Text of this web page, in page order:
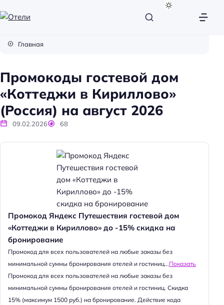
и
Главная
Промокоды гостевой дом
«Коттеджи в Кириллово»
(Россия) на август 2026
09.02.2026 68
Промокод Яндекс Путешествия гостевой дом
«Коттеджи в Кириллово» до -15% скидка на
бронирование
Промокод для всех пользователей на любые заказы без
минимальной суммы бронирования отелей и гостиниц...Показать
Промокод для всех пользователей на любые заказы без
минимальной суммы бронирования отелей и гостиниц. Скидка
15% (максимум 1500 руб.) на бронирование. Действие кода